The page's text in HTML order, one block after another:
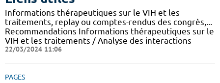
Informations thérapeutiques sur le VIH et les
traitements, replay ou comptes-rendus des congrès,...
Recommandations Informations thérapeutiques sur le
VIH et les traitements / Analyse des interactions
22/03/2024 11:06
PAGES